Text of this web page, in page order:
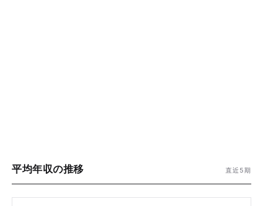
平均年収の推移 直近5期